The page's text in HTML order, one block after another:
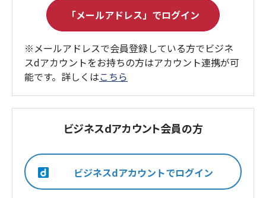
※メールアドレスで会員登録している方でビジネ
スdアカウントをお持ちの方はアカウント連携が可
能です。詳しくはこちら
ビジネスdアカウント会員の方